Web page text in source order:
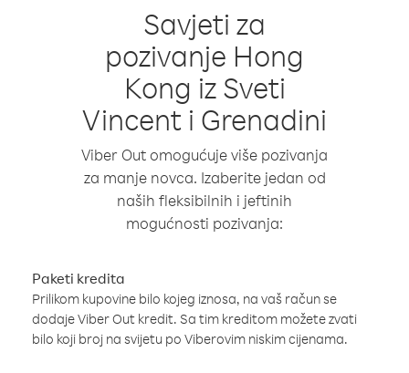
Savjeti za
pozivanje Hong
Kong iz Sveti
Vincent i Grenadini
Viber Out omogućuje više pozivanja
za manje novca. Izaberite jedan od
naših fleksibilnih i jeftinih
mogućnosti pozivanja:
Paketi kredita
Prilikom kupovine bilo kojeg iznosa, na vaš račun se
dodaje Viber Out kredit. Sa tim kreditom možete zvati
bilo koji broj na svijetu po Viberovim niskim cijenama.